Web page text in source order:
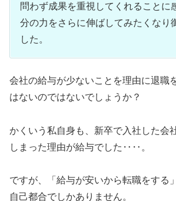
問わず成果を重視してくれることに
分の力をさらに伸ばしてみたくなり
した。
会社の給与が少ないことを理由に退職
はないのではないでしょうか？
かくいう私自身も、新卒で入社した会
しまった理由が給与でした‥‥。
ですが、「給与が安いから転職をする
自己都合でしかありません。